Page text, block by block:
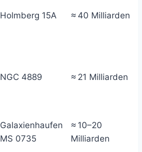
Holmberg 15A ≈ 40 Milliarden
NGC 4889 ≈ 21 Milliarden
Galaxienhaufen
MS 0735
≈ 10–20
Milliarden